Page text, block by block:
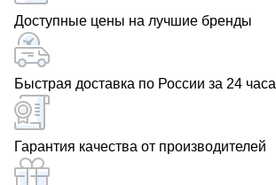
Доступные цены на лучшие бренды
Быстрая доставка по России за 24 часа
Гарантия качества от производителей